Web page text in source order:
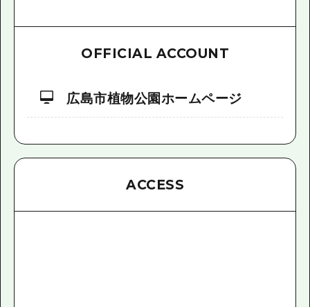
OFFICIAL ACCOUNT
広島市植物公園ホームページ
ACCESS